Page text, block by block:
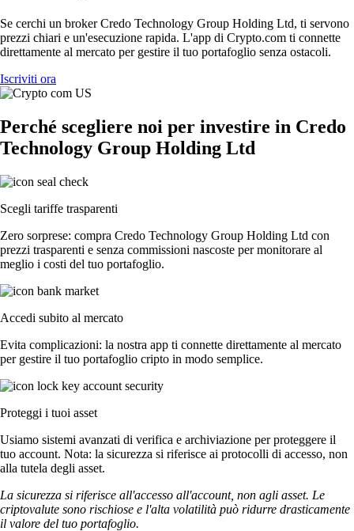
Se cerchi un broker Credo Technology Group Holding Ltd, ti servono
prezzi chiari e un'esecuzione rapida. L'app di Crypto.com ti connette
direttamente al mercato per gestire il tuo portafoglio senza ostacoli.
Iscriviti ora
Perché scegliere noi per investire in Credo
Technology Group Holding Ltd
Scegli tariffe trasparenti
Zero sorprese: compra Credo Technology Group Holding Ltd con
prezzi trasparenti e senza commissioni nascoste per monitorare al
meglio i costi del tuo portafoglio.
Accedi subito al mercato
Evita complicazioni: la nostra app ti connette direttamente al mercato
per gestire il tuo portafoglio cripto in modo semplice.
Proteggi i tuoi asset
Usiamo sistemi avanzati di verifica e archiviazione per proteggere il
tuo account. Nota: la sicurezza si riferisce ai protocolli di accesso, non
alla tutela degli asset.
La sicurezza si riferisce all'accesso all'account, non agli asset. Le
criptovalute sono rischiose e l'alta volatilità può ridurre drasticamente
il valore del tuo portafoglio.